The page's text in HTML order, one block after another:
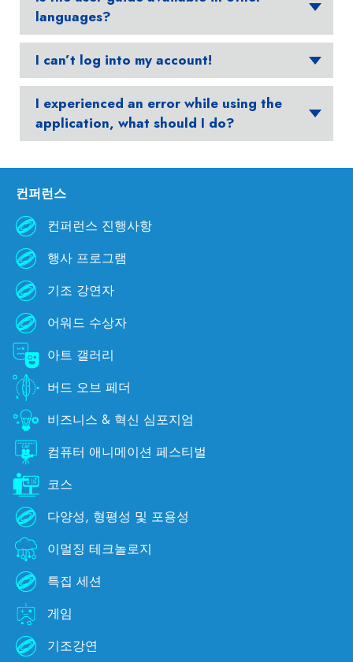
컨퍼런스
컨퍼런스 진행사항
행사 프로그램
기조 강연자
어워드 수상자
아트 갤러리
버드 오브 페더
비즈니스 & 혁신 심포지엄
컴퓨터 애니메이션 페스티벌
코스
다양성, 형평성 및 포용성
이멀징 테크놀로지
특집 세션
게임
기조강연
languages?
I can’t log into my account!
I experienced an error while using the
application, what should I do?